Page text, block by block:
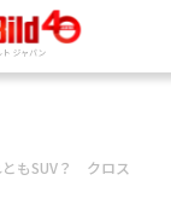
もSUV？ クロス